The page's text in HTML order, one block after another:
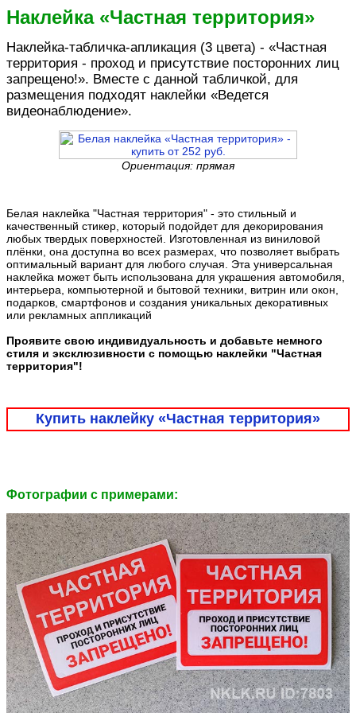
Наклейка «Частная территория»
Наклейка-табличка-апликация (3 цвета) - «Частная
территория - проход и присутствие посторонних лиц
запрещено!». Вместе с данной табличкой, для
размещения подходят наклейки «Ведется
видеонаблюдение».
Ориентация: прямая
Белая наклейка "Частная территория" - это стильный и
качественный стикер, который подойдет для декорирования
любых твердых поверхностей. Изготовленная из виниловой
плёнки, она доступна во всех размерах, что позволяет выбрать
оптимальный вариант для любого случая. Эта универсальная
наклейка может быть использована для украшения автомобиля,
интерьера, компьютерной и бытовой техники, витрин или окон,
подарков, смартфонов и создания уникальных декоративных
или рекламных аппликаций
Проявите свою индивидуальность и добавьте немного
стиля и эксклюзивности с помощью наклейки "Частная
территория"!
Купить наклейку «Частная территория»
Фотографии c примерами: